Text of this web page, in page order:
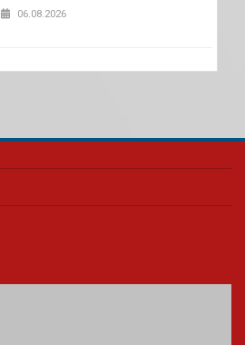
06.08.2026
realizará nova edição da Feira